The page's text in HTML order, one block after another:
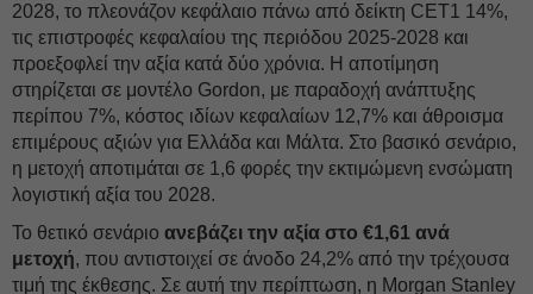
2028, το πλεονάζον κεφάλαιο πάνω από δείκτη CET1 14%,
τις επιστροφές κεφαλαίου της περιόδου 2025-2028 και
προεξοφλεί την αξία κατά δύο χρόνια. Η αποτίμηση
στηρίζεται σε μοντέλο Gordon, με παραδοχή ανάπτυξης
περίπου 7%, κόστος ιδίων κεφαλαίων 12,7% και άθροισμα
επιμέρους αξιών για Ελλάδα και Μάλτα. Στο βασικό σενάριο,
η μετοχή αποτιμάται σε 1,6 φορές την εκτιμώμενη ενσώματη
λογιστική αξία του 2028.
Το θετικό σενάριο ανεβάζει την αξία στο €1,61 ανά
μετοχή, που αντιστοιχεί σε άνοδο 24,2% από την τρέχουσα
τιμή της έκθεσης. Σε αυτή την περίπτωση, η Morgan Stanley